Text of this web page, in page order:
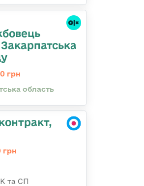
грн
область
грн
та СП